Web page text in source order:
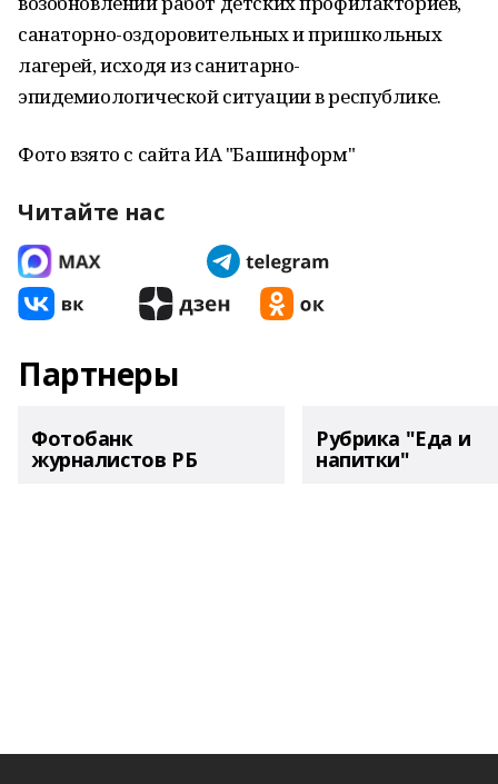
санаторно-оздоровительных и пришкольных
лагерей, исходя из санитарно-
эпидемиологической ситуации в республике.
Фото взято с сайта ИА "Башинформ"
Читайте нас
Партнеры
Фотобанк
журналистов РБ
Рубрика "Еда и
напитки"